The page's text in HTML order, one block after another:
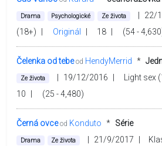
Drama Psychologické Ze života 22/
(18+)
Originál 18 (54 -
Čelenka od tebeod HendyMerrid *
Ze života 19/12/2016 Light sex
10
(25 - 4,480)
Černá ovceod Konduto * Série
Drama Ze života 21/9/2017